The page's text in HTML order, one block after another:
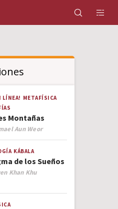
LÍNEA! METAFÍSICA
Montañas
Aun Weor
KÁBALA
de los Sueños
Khan Khu